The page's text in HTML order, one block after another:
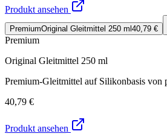
Produkt ansehen
PremiumOriginal Gleitmittel 250 ml 40,79 €
Premium
Original Gleitmittel 250 ml
Premium-Gleitmittel auf Silikonbasis von
40,79 €
Produkt ansehen